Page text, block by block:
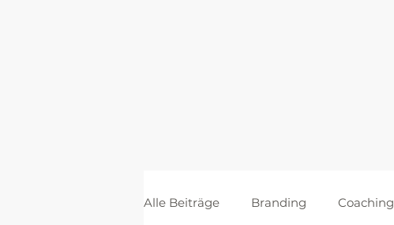
Alle Beiträge Branding Coaching